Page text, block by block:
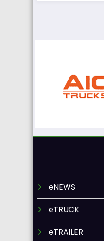
eNEWS
eTRUCK
eTRAILER